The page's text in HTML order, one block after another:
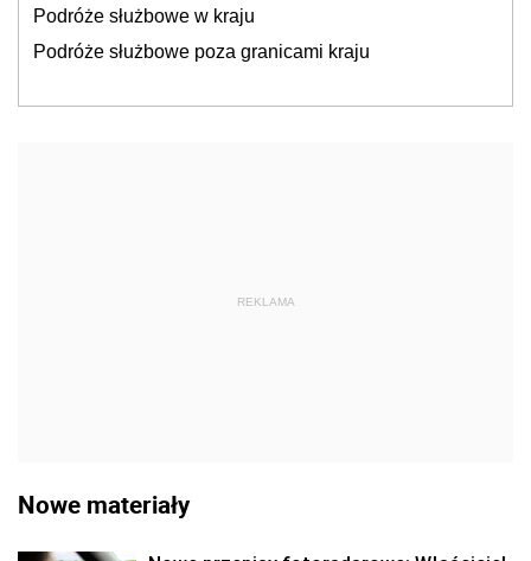
Podróże służbowe w kraju
Podróże służbowe poza granicami kraju
REKLAMA
Nowe materiały